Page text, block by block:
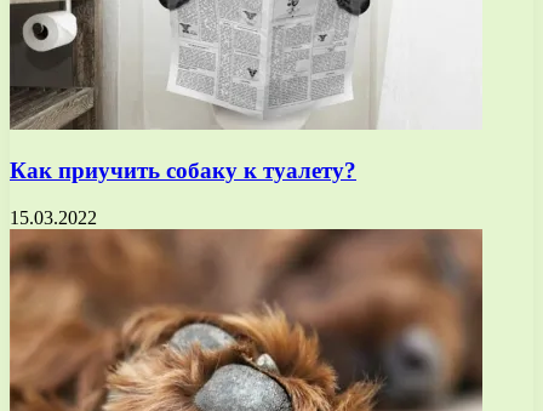
Как приучить собаку к туалету?
15.03.2022